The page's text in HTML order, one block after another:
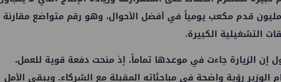
حالياً 400 مليون قدم مكعب يومياً في أفضل الأحوال، وهو رقم متواضع مقارنة
التشغيلية الكبيرة.
إن الزيارة جاءت في موعدها تماماً، إذ منحت دفعة قوية للعمل،
الوزير رؤية واضحة في مباحثاته المقبلة مع الشركاء. ويبقى الأمل
الستار على النسخة الثانية من
للطاقة والصناعة 2026" بنجاح
PMS تنهي أعمال إنزال الخطوط البحرية
سيناء للبترول